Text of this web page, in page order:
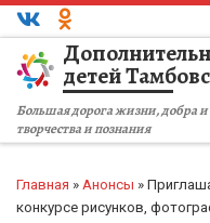
Перейти к содержимому
детей
Большая дорога жизни, добра и
творчества и познания
Главная » Анонсы »
конкурсе рисунков,